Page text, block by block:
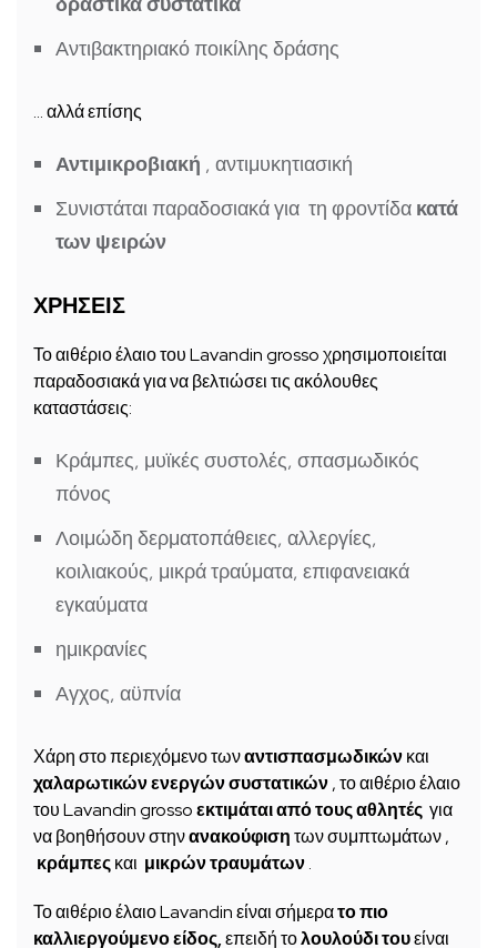
Αντιβακτηριακό ποικίλης δράσης
… αλλά επίσης
Αντιμικροβιακή , αντιμυκητιασική
Συνιστάται παραδοσιακά για τη φροντίδα κατά
των ψειρών
ΧΡΗΣΕΙΣ
Το αιθέριο έλαιο του Lavandin grosso χρησιμοποιείται
παραδοσιακά για να βελτιώσει τις ακόλουθες
καταστάσεις:
Κράμπες, μυϊκές συστολές, σπασμωδικός
πόνος
Λοιμώδη δερματοπάθειες, αλλεργίες,
κοιλιακούς, μικρά τραύματα, επιφανειακά
εγκαύματα
ημικρανίες
Αγχος, αϋπνία
Χάρη στο περιεχόμενο τωναντισπασμωδικώνκαι
χαλαρωτικώνενεργών συστατικών, το αιθέριο έλαιο
του Lavandin grossoεκτιμάται από τους αθλητές για
να βοηθήσουν στηνανακούφισητων συμπτωμάτων ,
κράμπεςκαι μικρώντραυμάτων.
Το αιθέριο έλαιο Lavandin είναι σήμερατο πιο
καλλιεργούμενο είδος,επειδή τολουλούδι τουείναι